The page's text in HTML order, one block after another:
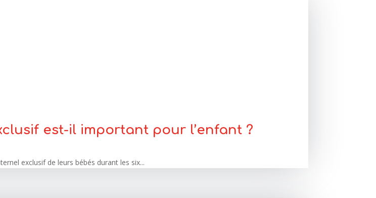
est-il important pour l’enfant ?
exclusif de leurs bébés durant les six...